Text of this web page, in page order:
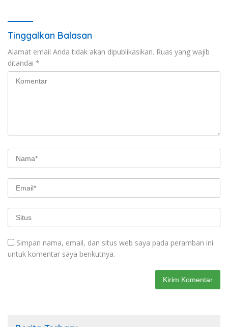
Tinggalkan Balasan
Alamat email Anda tidak akan dipublikasikan. Ruas yang wajib
ditandai *
Simpan nama, email, dan situs web saya pada peramban ini
untuk komentar saya berikutnya.